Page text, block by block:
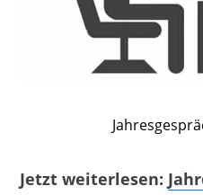
Jetzt weiterlesen: